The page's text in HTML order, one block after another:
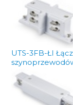
UTS-3FB-ŁI